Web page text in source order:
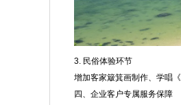
3. 民俗体验环节
增加客家簸箕画制作、学唱
四、企业客户专属服务保障